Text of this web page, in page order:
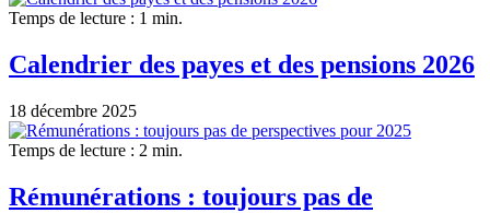
Temps de lecture : 1 min.
Calendrier des payes et des pensions 2026
18 décembre 2025
Temps de lecture : 2 min.
Rémunérations : toujours pas de